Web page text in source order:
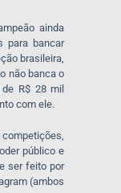
ainda
para bancar
brasileira,
não banca o
R$ 28 mil
com ele.
público e
ser feito por
(ambos